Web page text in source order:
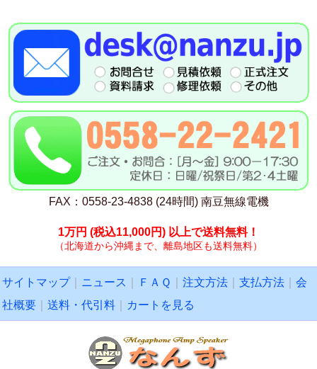
FAX：0558-23-4838 (24時間) 南豆無線電機
1万円 (税込11,000円) 以上で送料無料！
（北海道から沖縄まで、離島地区も送料無料）
サイトマップ｜ ニュース ＦＡＱ 注文方法 支払方法
会
社概要
送料・代引料 カートを見る